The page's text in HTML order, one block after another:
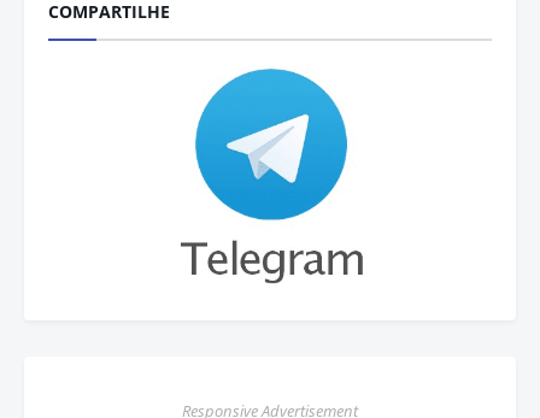
COMPARTILHE
Responsive Advertisement